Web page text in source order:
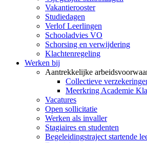
Vakantierooster
Studiedagen
Verlof Leerlingen
Schooladvies VO
Schorsing en verwijdering
Klachtenregeling
Werken bij
Aantrekkelijke
Collectieve
Meerkring Academie
Vacatures
Open sollicitatie
Werken als invaller
Stagiaires en studenten
Begeleidingstraject startende